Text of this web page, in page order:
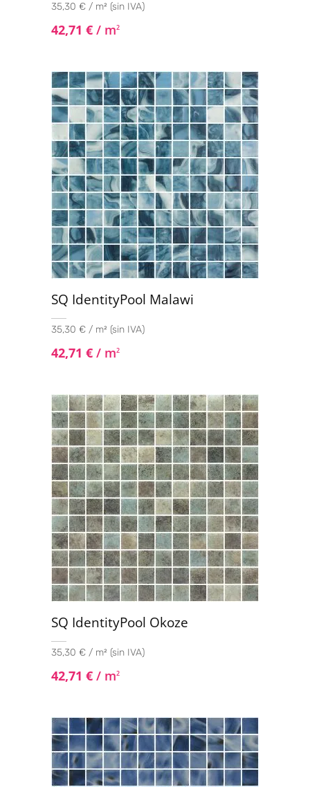
35,30 € / m² (sin IVA)
42,71 € / m2
SQ IdentityPool Malawi
35,30 € / m² (sin IVA)
42,71 € / m2
SQ IdentityPool Okoze
35,30 € / m² (sin IVA)
42,71 € / m2